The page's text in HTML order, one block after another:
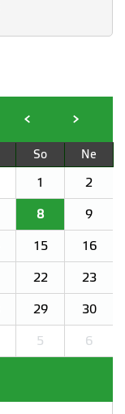
< >
So Ne
1 2
8 9
15 16
22 23
29 30
5 6